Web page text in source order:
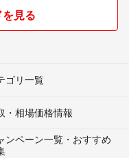
見る
ゴリ一覧
・相場価格情報
ンペーン一覧・おすすめ